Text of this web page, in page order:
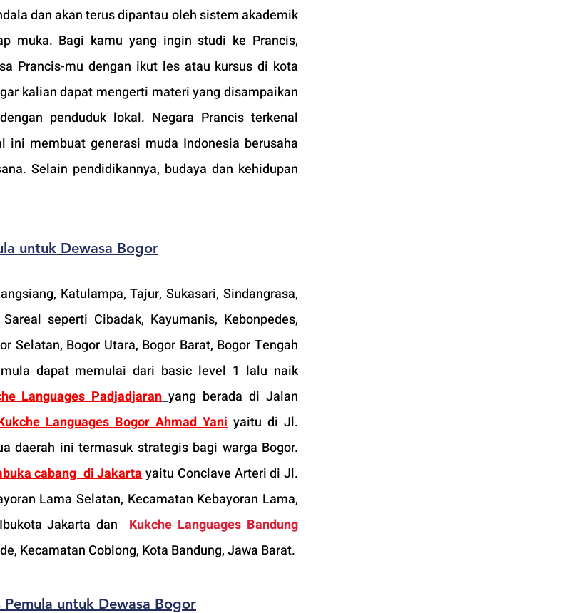
dan akan terus dipantau oleh sistem akademik
muka. Bagi kamu yang ingin studi ke Prancis,
Prancis-mu dengan ikut les atau kursus di kota
kalian dapat mengerti materi yang disampaikan
penduduk lokal. Negara Prancis terkenal
ini membuat generasi muda Indonesia berusaha
Selain pendidikannya, budaya dan kehidupan
untuk Dewasa Bogor
Katulampa, Tajur, Sukasari, Sindangrasa,
seperti Cibadak, Kayumanis, Kebonpedes,
Selatan, Bogor Utara, Bogor Barat, Bogor Tengah
dapat memulai dari basic level 1 lalu naik
Languages Padjadjaran yang berada di Jalan
Languages Bogor Ahmad Yani yaitu di Jl.
daerah ini termasuk strategis bagi warga Bogor.
cabang  di Jakarta yaitu Conclave Arteri di Jl.
Lama Selatan, Kecamatan Kebayoran Lama,
Ibukota Jakarta dan Kukche Languages Bandung
Kecamatan Coblong, Kota Bandung, Jawa Barat.
Pemula untuk Dewasa Bogor